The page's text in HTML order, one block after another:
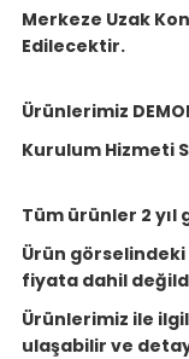
Merkeze Uzak
Edilecektir.
Ürünlerimiz
Kurulum Hizmeti
Tüm ürünler 2 yıl
Ürün
fiyata dahil
Ürünlerimiz ile
ulaşabilir ve